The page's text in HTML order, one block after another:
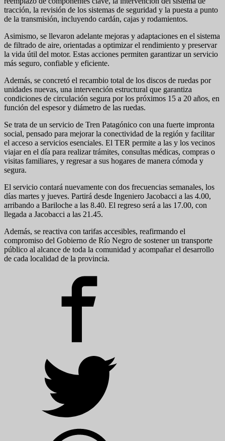
tracción, la revisión de los sistemas de seguridad y la puesta a punto
de la transmisión, incluyendo cardán, cajas y rodamientos.
Asimismo, se llevaron adelante mejoras y adaptaciones en el sistema
de filtrado de aire, orientadas a optimizar el rendimiento y preservar
la vida útil del motor. Estas acciones permiten garantizar un servicio
más seguro, confiable y eficiente.
Además, se concretó el recambio total de los discos de ruedas por
unidades nuevas, una intervención estructural que garantiza
condiciones de circulación segura por los próximos 15 a 20 años, en
función del espesor y diámetro de las ruedas.
Se trata de un servicio de Tren Patagónico con una fuerte impronta
social, pensado para mejorar la conectividad de la región y facilitar
el acceso a servicios esenciales. El TER permite a las y los vecinos
viajar en el día para realizar trámites, consultas médicas, compras o
visitas familiares, y regresar a sus hogares de manera cómoda y
segura.
El servicio contará nuevamente con dos frecuencias semanales, los
días martes y jueves. Partirá desde Ingeniero Jacobacci a las 4.00,
arribando a Bariloche a las 8.40. El regreso será a las 17.00, con
llegada a Jacobacci a las 21.45.
Además, se reactiva con tarifas accesibles, reafirmando el
compromiso del Gobierno de Río Negro de sostener un transporte
público al alcance de toda la comunidad y acompañar el desarrollo
de cada localidad de la provincia.